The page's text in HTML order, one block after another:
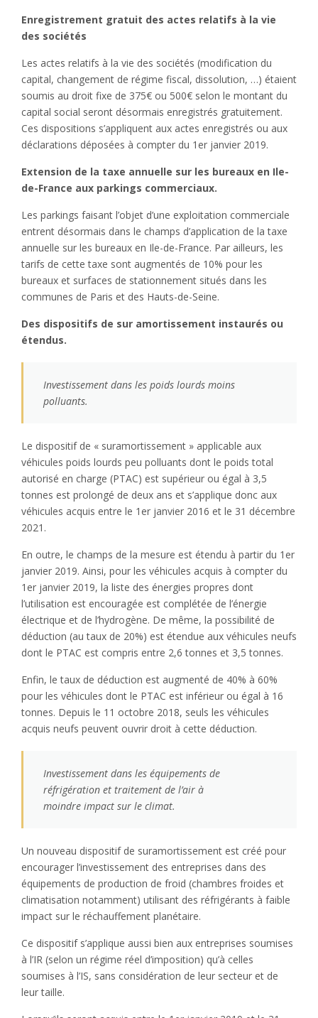
Enregistrement gratuit des actes relatifs à la vie
des sociétés
Les actes relatifs à la vie des sociétés (modification du
capital, changement de régime fiscal, dissolution, …) étaient
soumis au droit fixe de 375€ ou 500€ selon le montant du
capital social seront désormais enregistrés gratuitement.
Ces dispositions s’appliquent aux actes enregistrés ou aux
déclarations déposées à compter du 1er janvier 2019.
Extension de la taxe annuelle sur les bureaux en Ile-
de-France aux parkings commerciaux.
Les parkings faisant l’objet d’une exploitation commerciale
entrent désormais dans le champs d’application de la taxe
annuelle sur les bureaux en Ile-de-France. Par ailleurs, les
tarifs de cette taxe sont augmentés de 10% pour les
bureaux et surfaces de stationnement situés dans les
communes de Paris et des Hauts-de-Seine.
Des dispositifs de sur amortissement instaurés ou
étendus.
Investissement dans les poids lourds moins
polluants.
Le dispositif de « suramortissement » applicable aux
véhicules poids lourds peu polluants dont le poids total
autorisé en charge (PTAC) est supérieur ou égal à 3,5
tonnes est prolongé de deux ans et s’applique donc aux
véhicules acquis entre le 1er janvier 2016 et le 31 décembre
2021.
En outre, le champs de la mesure est étendu à partir du 1er
janvier 2019. Ainsi, pour les véhicules acquis à compter du
1er janvier 2019, la liste des énergies propres dont
l’utilisation est encouragée est complétée de l’énergie
électrique et de l’hydrogène. De même, la possibilité de
déduction (au taux de 20%) est étendue aux véhicules neufs
dont le PTAC est compris entre 2,6 tonnes et 3,5 tonnes.
Enfin, le taux de déduction est augmenté de 40% à 60%
pour les véhicules dont le PTAC est inférieur ou égal à 16
tonnes. Depuis le 11 octobre 2018, seuls les véhicules
acquis neufs peuvent ouvrir droit à cette déduction.
Investissement dans les équipements de
réfrigération et traitement de l’air à
moindre impact sur le climat.
Un nouveau dispositif de suramortissement est créé pour
encourager l’investissement des entreprises dans des
équipements de production de froid (chambres froides et
climatisation notamment) utilisant des réfrigérants à faible
impact sur le réchauffement planétaire.
Ce dispositif s’applique aussi bien aux entreprises soumises
à l’IR (selon un régime réel d’imposition) qu’à celles
soumises à l’IS, sans considération de leur secteur et de
leur taille.